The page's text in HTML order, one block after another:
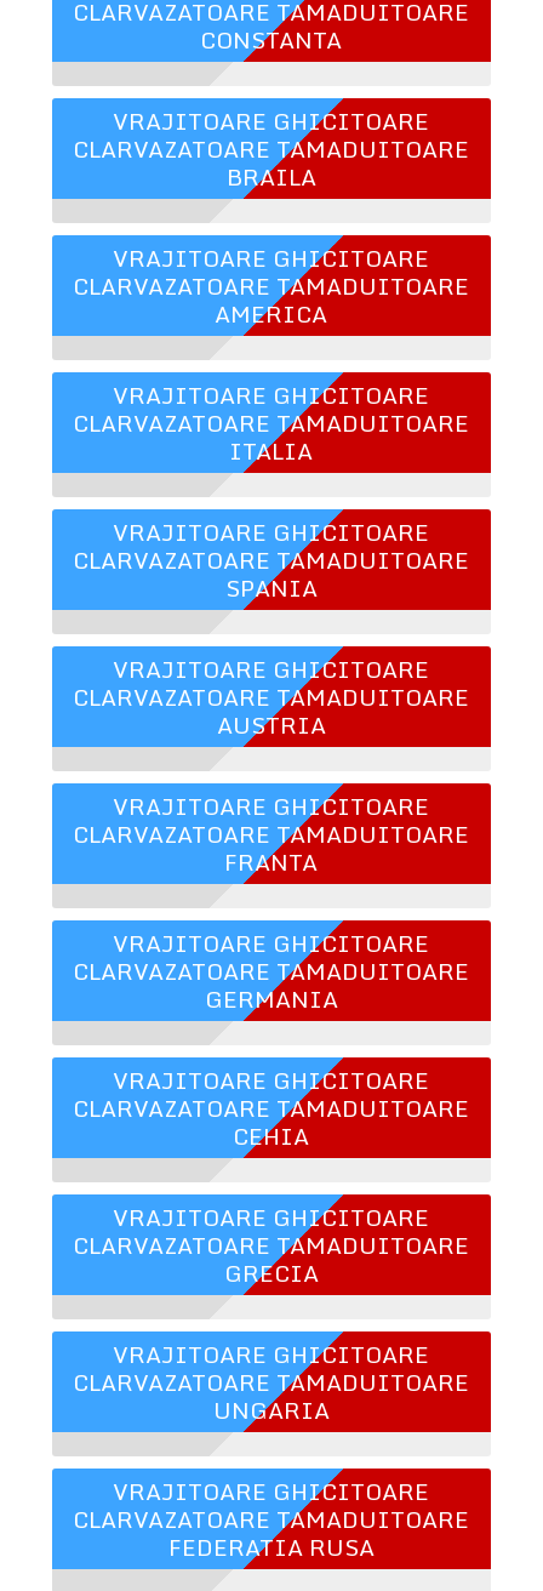
CLARVAZATOARE TAMADUITOARE
CONSTANTA
VRAJITOARE GHICITOARE
CLARVAZATOARE TAMADUITOARE
BRAILA
VRAJITOARE GHICITOARE
CLARVAZATOARE TAMADUITOARE
AMERICA
VRAJITOARE GHICITOARE
CLARVAZATOARE TAMADUITOARE
ITALIA
VRAJITOARE GHICITOARE
CLARVAZATOARE TAMADUITOARE
SPANIA
VRAJITOARE GHICITOARE
CLARVAZATOARE TAMADUITOARE
AUSTRIA
VRAJITOARE GHICITOARE
CLARVAZATOARE TAMADUITOARE
FRANTA
VRAJITOARE GHICITOARE
CLARVAZATOARE TAMADUITOARE
GERMANIA
VRAJITOARE GHICITOARE
CLARVAZATOARE TAMADUITOARE
CEHIA
VRAJITOARE GHICITOARE
CLARVAZATOARE TAMADUITOARE
GRECIA
VRAJITOARE GHICITOARE
CLARVAZATOARE TAMADUITOARE
UNGARIA
VRAJITOARE GHICITOARE
CLARVAZATOARE TAMADUITOARE
FEDERATIA RUSA